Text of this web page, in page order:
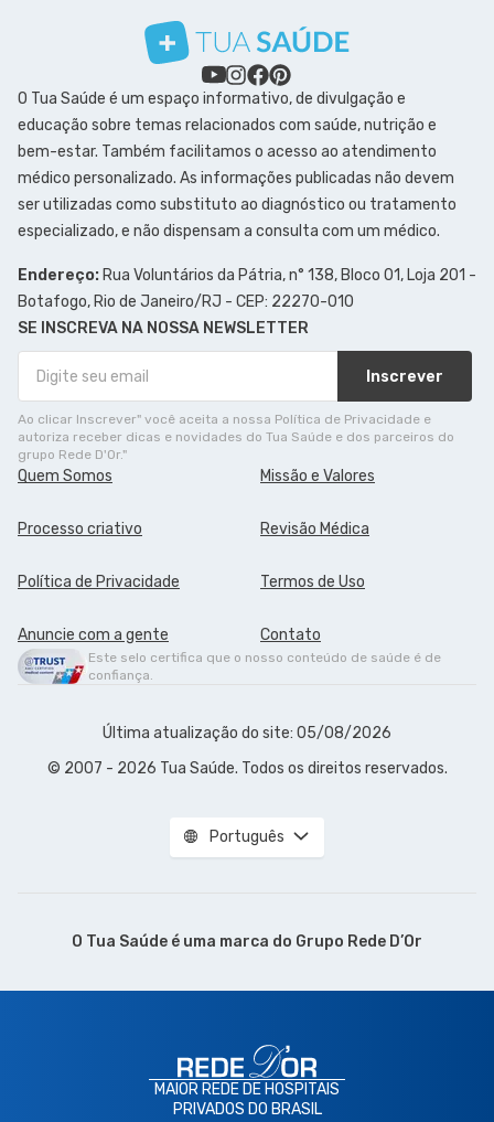
O Tua Saúde é um espaço informativo, de divulgação e
educação sobre temas relacionados com saúde, nutrição e
bem-estar. Também facilitamos o acesso ao atendimento
médico personalizado. As informações publicadas não devem
ser utilizadas como substituto ao diagnóstico ou tratamento
especializado, e não dispensam a consulta com um médico.
Endereço: Rua Voluntários da Pátria, n° 138, Bloco 01, Loja 201 -
Botafogo, Rio de Janeiro/RJ - CEP: 22270-010
SE INSCREVA NA NOSSA NEWSLETTER
Inscrever
Ao clicar Inscrever" você aceita a nossa Política de Privacidade e
autoriza receber dicas e novidades do Tua Saúde e dos parceiros do
grupo Rede D'Or."
Quem Somos Missão e Valores
Processo criativo Revisão Médica
Política de Privacidade Termos de Uso
Anuncie com a gente Contato
Este selo certifica que o nosso conteúdo de saúde é de
confiança.
Última atualização do site: 05/08/2026
© 2007 - 2026 Tua Saúde. Todos os direitos reservados.
Português
O Tua Saúde é uma marca do Grupo Rede D’Or
MAIOR REDE DE HOSPITAIS
PRIVADOS DO BRASIL